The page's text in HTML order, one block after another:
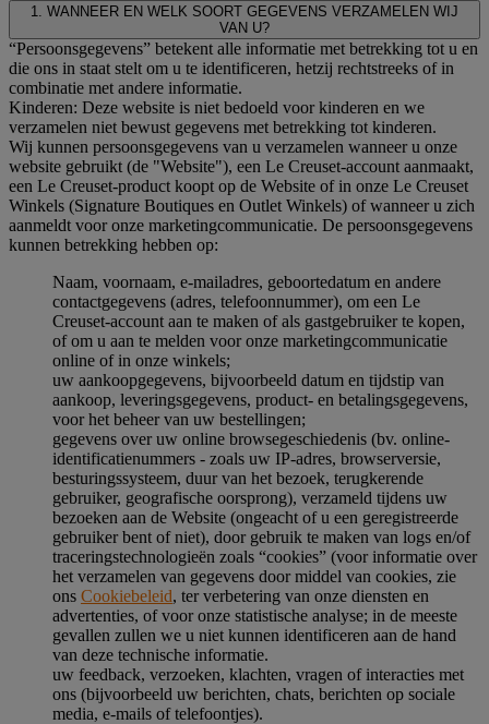
1. WANNEER EN WELK SOORT GEGEVENS VERZAMELEN WIJ
VAN U?
“Persoonsgegevens” betekent alle informatie met betrekking tot u en
die ons in staat stelt om u te identificeren, hetzij rechtstreeks of in
combinatie met andere informatie.
Kinderen: Deze website is niet bedoeld voor kinderen en we
verzamelen niet bewust gegevens met betrekking tot kinderen.
Wij kunnen persoonsgegevens van u verzamelen wanneer u onze
website gebruikt (de "Website"), een Le Creuset-account aanmaakt,
een Le Creuset-product koopt op de Website of in onze Le Creuset
Winkels (Signature Boutiques en Outlet Winkels) of wanneer u zich
aanmeldt voor onze marketingcommunicatie. De persoonsgegevens
kunnen betrekking hebben op:
Naam, voornaam, e-mailadres, geboortedatum en andere
contactgegevens (adres, telefoonnummer), om een Le
Creuset-account aan te maken of als gastgebruiker te kopen,
of om u aan te melden voor onze marketingcommunicatie
online of in onze winkels;
uw aankoopgegevens, bijvoorbeeld datum en tijdstip van
aankoop, leveringsgegevens, product- en betalingsgegevens,
voor het beheer van uw bestellingen;
gegevens over uw online browsegeschiedenis (bv. online-
identificatienummers - zoals uw IP-adres, browserversie,
besturingssysteem, duur van het bezoek, terugkerende
gebruiker, geografische oorsprong), verzameld tijdens uw
bezoeken aan de Website (ongeacht of u een geregistreerde
gebruiker bent of niet), door gebruik te maken van logs en/of
traceringstechnologieën zoals “cookies” (voor informatie over
het verzamelen van gegevens door middel van cookies, zie
ons Cookiebeleid, ter verbetering van onze diensten en
advertenties, of voor onze statistische analyse; in de meeste
gevallen zullen we u niet kunnen identificeren aan de hand
van deze technische informatie.
uw feedback, verzoeken, klachten, vragen of interacties met
ons (bijvoorbeeld uw berichten, chats, berichten op sociale
media, e-mails of telefoontjes).